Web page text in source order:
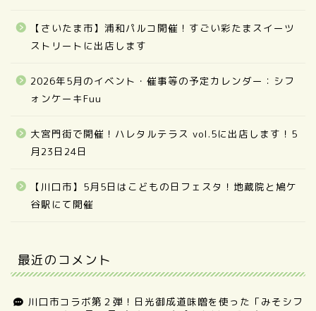
【さいたま市】浦和パルコ開催！すごい彩たまスイーツ
ストリートに出店します
2026年5月のイベント・催事等の予定カレンダー：シフ
ォンケーキFuu
大宮門街で開催！ハレタルテラス vol.5に出店します！5
月23日24日
【川口市】5月5日はこどもの日フェスタ！地蔵院と鳩ケ
谷駅にて開催
最近のコメント
川口市コラボ第２弾！日光御成道味噌を使った「みそシフ